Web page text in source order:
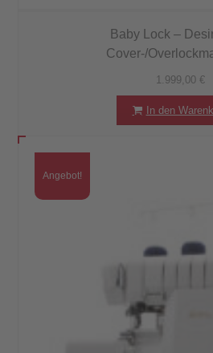
Baby Lock –
Cover-/
1.999,00 €
In den
Angebot!